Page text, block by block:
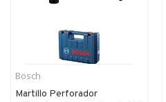
Bosch
Martillo Perforador